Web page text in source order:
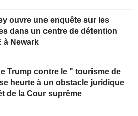
ouvre une enquête sur les
dans un centre de détention
à Newark
Trump contre le " tourisme de
heurte à un obstacle juridique
de la Cour suprême